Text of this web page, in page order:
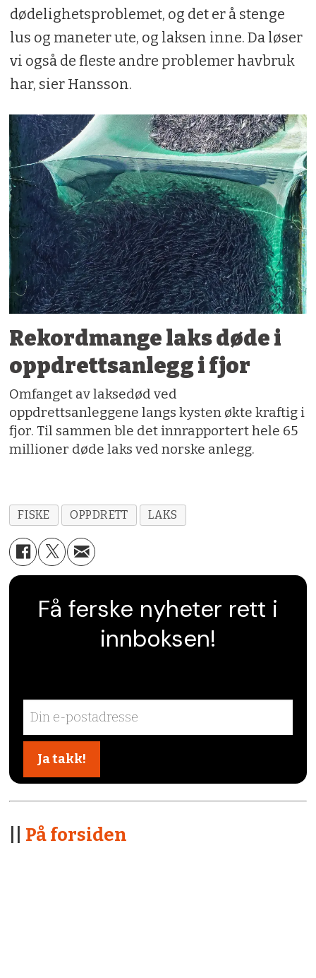
dødelighetsproblemet, og det er å stenge
lus og maneter ute, og laksen inne. Da løser
vi også de fleste andre problemer havbruk
har, sier Hansson.
Rekordmange laks døde i
oppdrettsanlegg i fjor
Omfanget av laksedød ved
oppdrettsanleggene langs kysten økte kraftig i
fjor. Til sammen ble det innrapportert hele 65
millioner døde laks ved norske anlegg.
FISKE OPPDRETT LAKS
Få ferske nyheter rett i
innboksen!
På forsiden